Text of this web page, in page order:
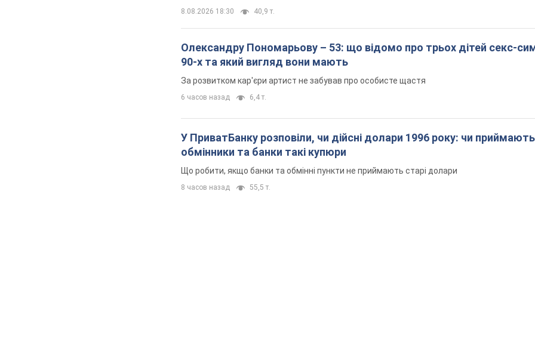
8.08.2026 18:30 40,9 т.
Олександру Пономарьову – 53: що відомо про трьох дітей секс-
90-х та який вигляд вони мають
За розвитком кар'єри артист не забував про особисте щастя
6 часов назад 6,4 т.
У ПриватБанку розповіли, чи дійсні долари 1996 року: чи приймають
обмінники та банки такі купюри
Що робити, якщо банки та обмінні пункти не приймають старі долари
8 часов назад 55,5 т.